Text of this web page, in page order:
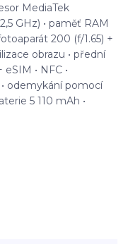
MediaTek
GHz) • paměť RAM
200 (f/1.65) +
obrazu • přední
• NFC •
• odemykání pomocí
5 110 mAh •